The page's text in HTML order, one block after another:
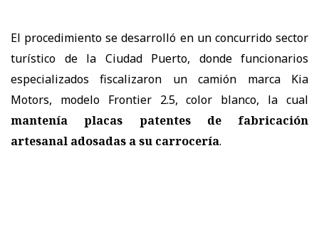
El procedimiento se desarrolló en un concurrido sector
turístico de la Ciudad Puerto, donde funcionarios
especializados fiscalizaron un camión marca Kia
Motors, modelo Frontier 2.5, color blanco, la cual
mantenía placas patentes de fabricación
artesanal adosadas a su carrocería.